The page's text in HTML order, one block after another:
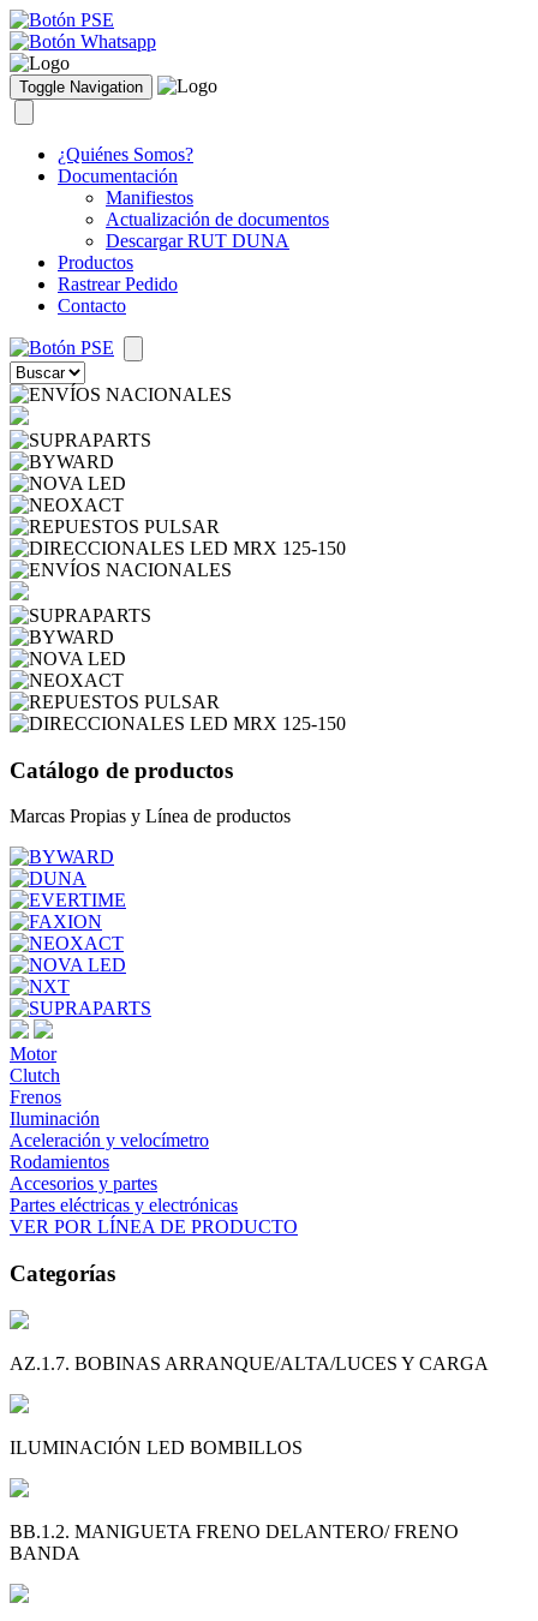
Toggle Navigation
¿Quiénes Somos?
Documentación
Manifiestos
Actualización de documentos
Descargar RUT DUNA
Productos
Rastrear Pedido
Contacto
Catálogo de productos
Marcas Propias y Línea de productos
Motor
Clutch
Frenos
Iluminación
Aceleración y velocímetro
Rodamientos
Accesorios y partes
Partes eléctricas y electrónicas
VER POR LÍNEA DE PRODUCTO
Categorías
AZ.1.7. BOBINAS ARRANQUE/ALTA/LUCES Y CARGA
ILUMINACIÓN LED BOMBILLOS
BB.1.2. MANIGUETA FRENO DELANTERO/ FRENO
BANDA